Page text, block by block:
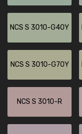
NCS S 3010-G40Y
NCS S 3010-G70Y
NCS S 3010-R